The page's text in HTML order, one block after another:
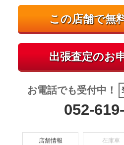
お電話でも受付中！
052-
店舗情報 在庫車